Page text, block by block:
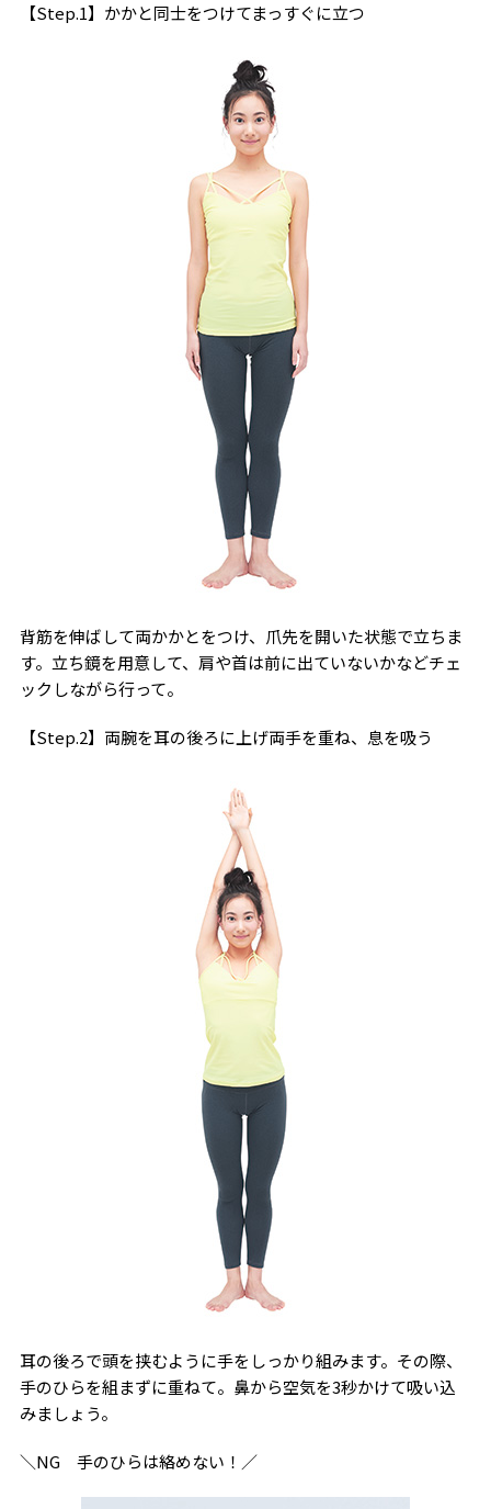
【Step.1】かかと同士をつけてまっすぐに立つ
背筋を伸ばして両かかとをつけ、爪先を開いた状態で立ちま
す。立ち鏡を用意して、肩や首は前に出ていないかなどチェ
ックしながら行って。
【Step.2】両腕を耳の後ろに上げ両手を重ね、息を吸う
耳の後ろで頭を挟むように手をしっかり組みます。その際、
手のひらを組まずに重ねて。鼻から空気を3秒かけて吸い込
みましょう。
＼NG 手のひらは絡めない！／